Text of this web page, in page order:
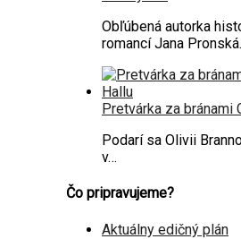
Obľúbená autorka
romancí Jana
Pretvárka za bránami
Podarí sa Olivii
v…
Čo pripravujeme?
Aktuálny edičný plán